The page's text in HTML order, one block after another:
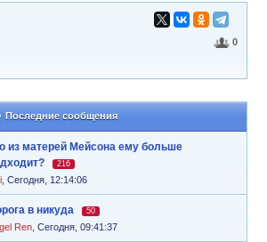
0
Последние сообщения
из матерей Мейсона ему больше
216
Сегодня, 12:14:06
в никуда 50
Ren Сегодня, 09:41:37